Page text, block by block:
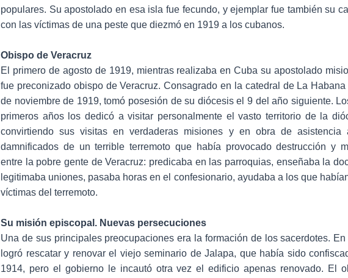
populares. Su apostolado en esa isla fue fecundo, y ejemplar fue también su
con las víctimas de una peste que diezmó en 1919 a los cubanos.
Obispo de Veracruz
El primero de agosto de 1919, mientras realizaba en Cuba su apostolado
fue preconizado obispo de Veracruz. Consagrado en la catedral de La
de noviembre de 1919, tomó posesión de su diócesis el 9 del año siguiente.
primeros años los dedicó a visitar personalmente el vasto territorio de la
convirtiendo sus visitas en verdaderas misiones y en obra de asistencia
damnificados de un terrible terremoto que había provocado destrucción y
entre la pobre gente de Veracruz: predicaba en las parroquias, enseñaba la
legitimaba uniones, pasaba horas en el confesionario, ayudaba a los que
víctimas del terremoto.
Su misión episcopal. Nuevas persecuciones
Una de sus principales preocupaciones era la formación de los sacerdotes. En
logró rescatar y renovar el viejo seminario de Jalapa, que había sido
1914, pero el gobierno le incautó otra vez el edificio apenas renovado. El